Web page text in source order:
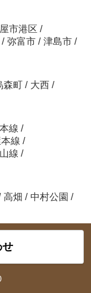
市港区 /
/ 弥富市 / 津島市 /
森町 / 大西 /
線 /
線 /
線 /
高畑 / 中村公園 /
せ